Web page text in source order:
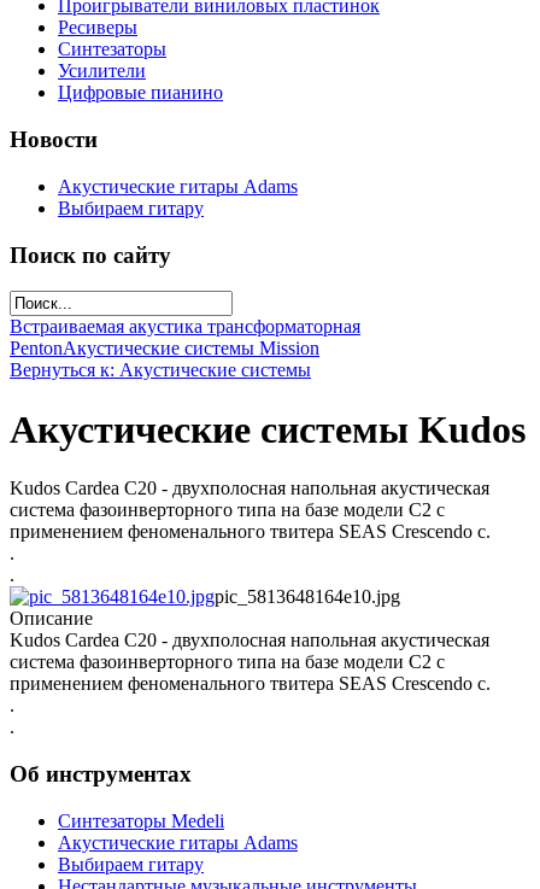
Проигрыватели виниловых пластинок
Ресиверы
Синтезаторы
Усилители
Цифровые пианино
Новости
Акустические гитары Adams
Выбираем гитару
Поиск по сайту
Встраиваемая акустика трансформаторная
PentonАкустические системы Mission
Вернуться к: Акустические системы
Акустические системы Kudos
Kudos Cardea C20 - двухполосная напольная акустическая
система фазоинверторного типа на базе модели С2 с
применением феноменального твитера SEAS Crescendo с.
.
.
pic_5813648164e10.jpg
Описание
Kudos Cardea C20 - двухполосная напольная акустическая
система фазоинверторного типа на базе модели С2 с
применением феноменального твитера SEAS Crescendo с.
.
.
Об инструментах
Синтезаторы Мedeli
Акустические гитары Adams
Выбираем гитару